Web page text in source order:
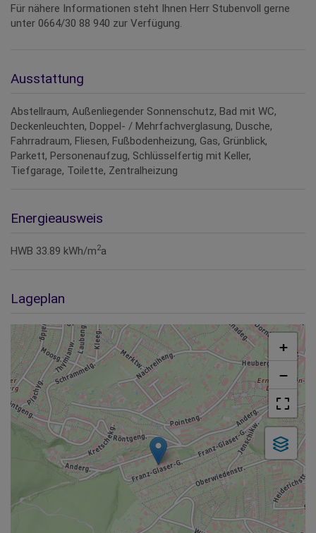
Für nähere Informationen steht Ihnen Herr Stubenvoll gerne
unter 0664/30 88 940 zur Verfügung.
Ausstattung
Abstellraum Außenliegender Sonnenschutz Bad mit WC
Deckenleuchten Doppel- / Mehrfachverglasung Dusche
Fahrradraum Fliesen Fußbodenheizung Gas Grünblick
Parkett Personenaufzug Schlüsselfertig mit Keller
Tiefgarage Toilette Zentralheizung
Energieausweis
HWB 33.89 kWh/m2a
Lageplan
+
−